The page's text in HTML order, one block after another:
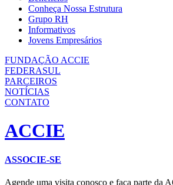
Conheça Nossa Estrutura
Grupo RH
Informativos
Jovens Empresários
FUNDAÇÃO ACCIE
FEDERASUL
PARCEIROS
NOTÍCIAS
CONTATO
ACCIE
ASSOCIE-SE
Agende uma visita conosco e faça parte da